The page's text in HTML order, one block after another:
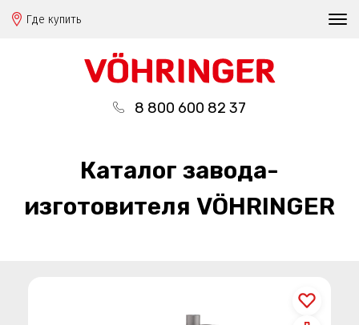
Где купить
8 800 600 82 37
Каталог завода-
изготовителя VÖHRINGER